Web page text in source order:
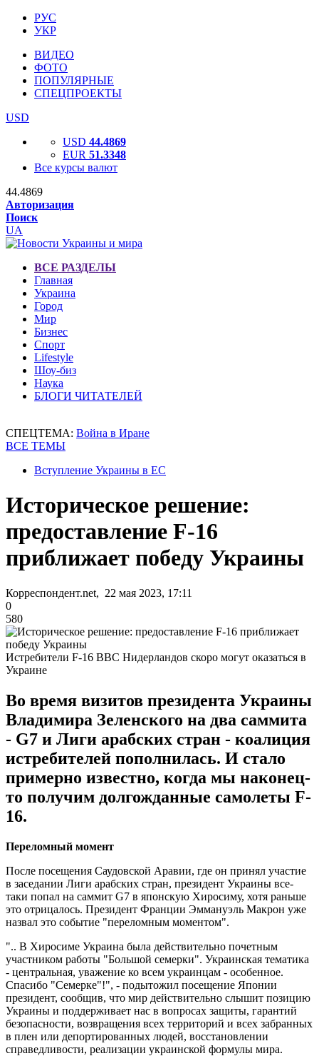
РУС
УКР
ВИДЕО
ФОТО
ПОПУЛЯРНЫЕ
СПЕЦПРОЕКТЫ
USD
USD 44.4869
EUR 51.3348
Все курсы валют
44.4869
Авторизация
Поиск
UA
ВСЕ РАЗДЕЛЫ
Главная
Украина
Город
Мир
Бизнес
Спорт
Lifestyle
Шоу-биз
Наука
БЛОГИ ЧИТАТЕЛЕЙ
СПЕЦТЕМА: Война в Иране
ВСЕ ТЕМЫ
Вступление Украины в ЕС
Историческое решение:
предоставление F-16
приближает победу Украины
Корреспондент.net, 22 мая 2023, 17:11
0
580
Истребители F-16 ВВС Нидерландов скоро могут оказаться в
Украине
Во время визитов президента Украины
Владимира Зеленского на два саммита
- G7 и Лиги арабских стран - коалиция
истребителей пополнилась. И стало
примерно известно, когда мы наконец-
то получим долгожданные самолеты F-
16.
Переломный момент
После посещения Саудовской Аравии, где он принял участие
в заседании Лиги арабских стран, президент Украины все-
таки попал на саммит G7 в японскую Хиросиму, хотя раньше
это отрицалось. Президент Франции Эммануэль Макрон уже
назвал это событие "переломным моментом".
".. В Хиросиме Украина была действительно почетным
участником работы "Большой семерки". Украинская тематика
- центральная, уважение ко всем украинцам - особенное.
Спасибо "Семерке"!", - подытожил посещение Японии
президент, сообщив, что мир действительно слышит позицию
Украины и поддерживает нас в вопросах защиты, гарантий
безопасности, возвращения всех территорий и всех забранных
в плен или депортированных людей, восстановлении
справедливости, реализации украинской формулы мира.